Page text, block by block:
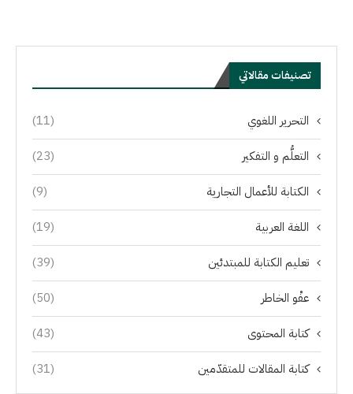
تصنيفات مقالاتي
التحرير اللغوي (11)
التعلُّم و التفكير (23)
الكتابة للأعمال التجارية (9)
اللغة العربية (19)
تعليم الكتابة للمبتدئين (39)
عفْو الخاطر (50)
كتابة المحتوى (43)
كتابة المقالات للمتقدّمين (31)